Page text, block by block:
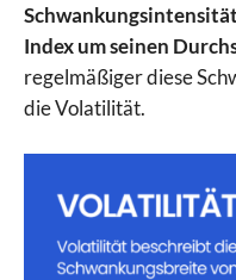
Index um seinen
regelmäßiger diese
die Volatilität.